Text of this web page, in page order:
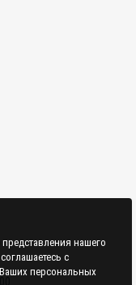
нашего
с
персональных